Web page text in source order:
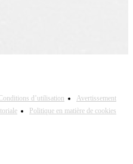
d’utilisation
Avertissement
Politique en matière de cookies